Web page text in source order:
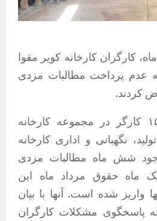
15 بهمن ماه، کارگران کارخانه کویر مقوا
عدم پرداخت مطالبات مزدی
کردند.
به گفته کارگران: ۱۵۰ کارگر در مجموعه کارخانه
نگهبانی و اداری کارخانه
شش ماه مطالبات مزدی
ماه حقوق مرداد ماه این
واریز شده است. آنها با بیان
پاسخگوی مشکلات کارگران